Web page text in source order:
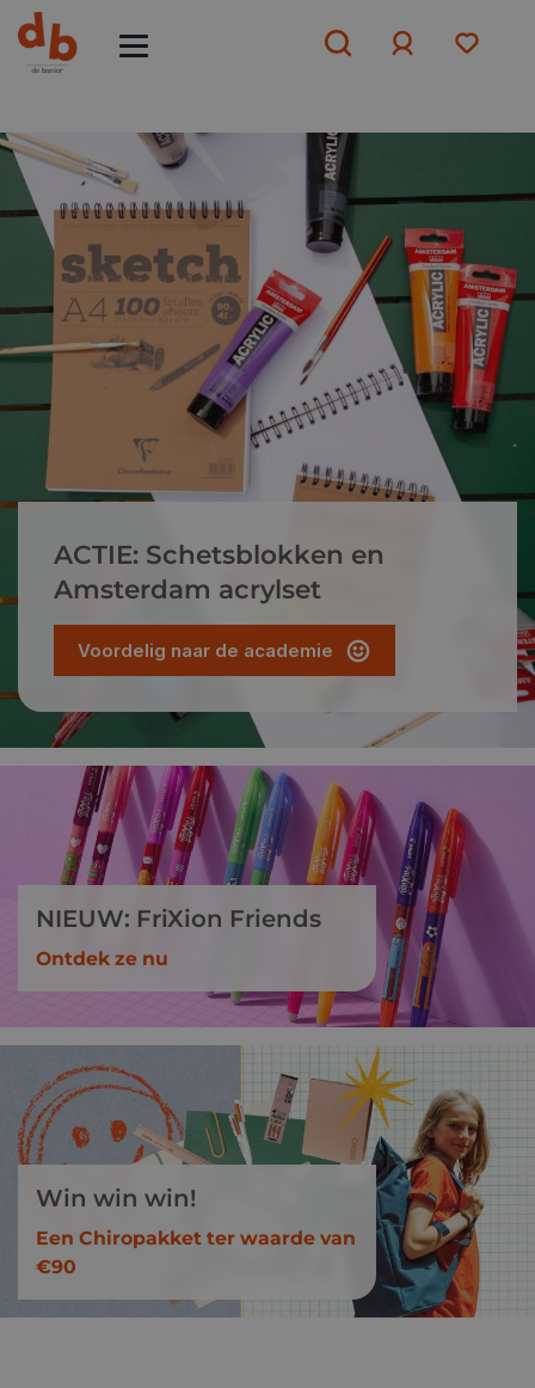
Aanmelden
of aanmelden
ACTIE: Schetsblokken en
Amsterdam acrylset
Voordelig naar de academie
NIEUW: FriXion Friends
Ontdek ze nu
Win win win!
Een Chiropakket ter waarde van
€90